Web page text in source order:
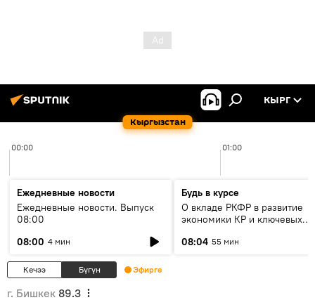
Кыргызстан
КЫРГ
00:00 01:00
Ежедневные новости
Ежедневные новости. Выпуск
08:00
08:00 4 мин
Будь в курсе
О вкладе РКФР в развитие
экономики КР и ключевых
08:04 55 мин
Кечээ Бүгүн Эфирге
г. Бишкек 89.3